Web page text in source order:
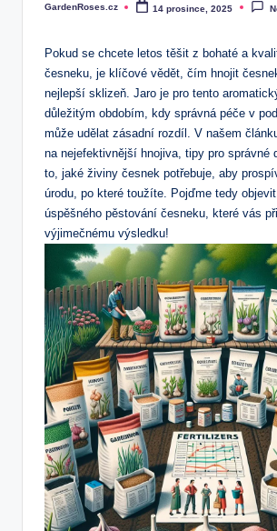
Posted
GardenRoses.cz 14 prosince, 2025
Pokud se chcete letos těšit z bohaté a
česneku, je klíčové vědět, čím hnojit
nejlepší sklizeň. Jaro je pro tento
důležitým obdobím, kdy správná péče v
může udělat zásadní rozdíl. V našem
na nejefektivnější hnojiva, tipy pro správné
to, jaké živiny česnek potřebuje, aby
úrodu, po které toužíte. Pojďme tedy
úspěšného pěstování česneku, které vás
výjimečnému výsledku!